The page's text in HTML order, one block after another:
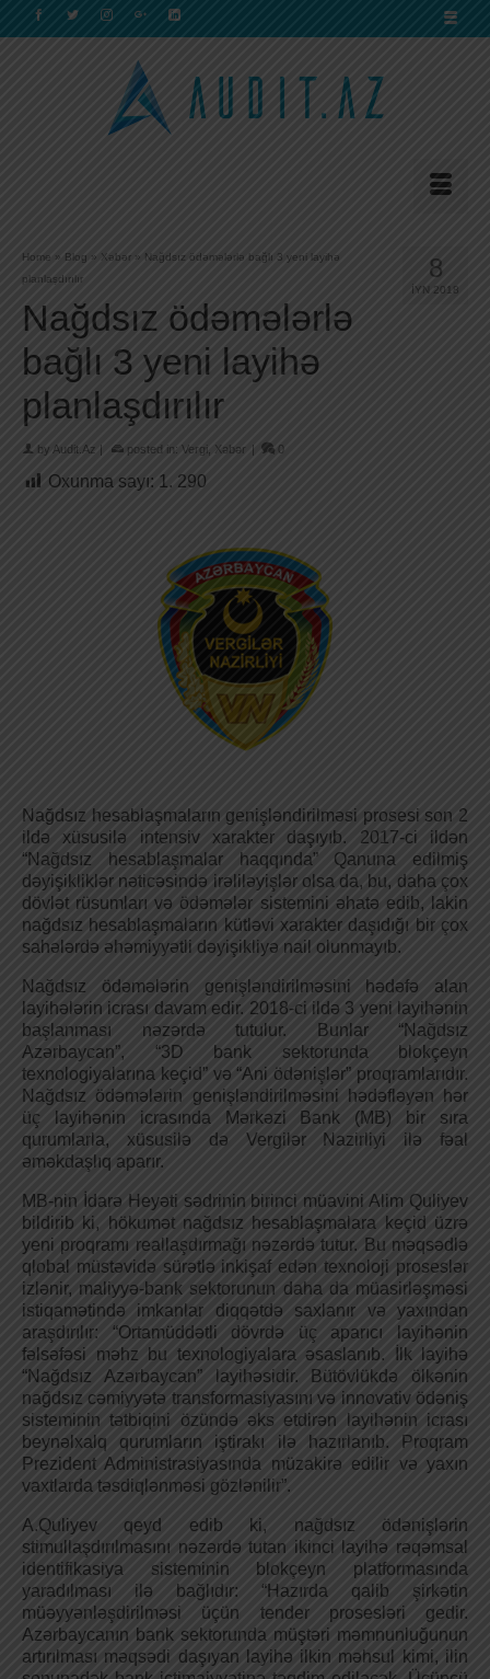
8
İYN 2018
Home » Blog » Xəbər » Nağdsız ödəmələrlə bağlı 3 yeni layihə
planlaşdırılır
Nağdsız ödəmələrlə
bağlı 3 yeni layihə
planlaşdırılır
by Audit.Az | posted in: Vergi Xəbər | 0
Oxunma sayı: 1. 290
Nağdsız hesablaşmaların genişləndirilməsi prosesi son 2
ildə xüsusilə intensiv xarakter daşıyıb. 2017-ci ildən
“Nağdsız hesablaşmalar haqqında” Qanuna edilmiş
dəyişikliklər nəticəsində irəliləyişlər olsa da, bu, daha çox
dövlət rüsumları və ödəmələr sistemini əhatə edib, lakin
nağdsız hesablaşmaların kütləvi xarakter daşıdığı bir çox
sahələrdə əhəmiyyətli dəyişikliyə nail olunmayıb.
Nağdsız ödəmələrin genişləndirilməsini hədəfə alan
layihələrin icrası davam edir. 2018-ci ildə 3 yeni layihənin
başlanması nəzərdə tutulur. Bunlar “Nağdsız
Azərbaycan”, “3D bank sektorunda blokçeyn
texnologiyalarına keçid” və “Ani ödənişlər” proqramlarıdır.
Nağdsız ödəmələrin genişləndirilməsini hədəfləyən hər
üç layihənin icrasında Mərkəzi Bank (MB) bir sıra
qurumlarla, xüsusilə də Vergilər Nazirliyi ilə fəal
əməkdaşlıq aparır.
MB-nin İdarə Heyəti sədrinin birinci müavini Alim Quliyev
bildirib ki, hökumət nağdsız hesablaşmalara keçid üzrə
yeni proqramı reallaşdırmağı nəzərdə tutur. Bu məqsədlə
qlobal müstəvidə sürətlə inkişaf edən texnoloji proseslər
izlənir, maliyyə-bank sektorunun daha da müasirləşməsi
istiqamətində imkanlar diqqətdə saxlanır və yaxından
araşdırılır: “Ortamüddətli dövrdə üç aparıcı layihənin
fəlsəfəsi məhz bu texnologiyalara əsaslanıb. İlk layihə
“Nağdsız Azərbaycan” layihəsidir. Bütövlükdə ölkənin
nağdsız cəmiyyətə transformasiyasını və innovativ ödəniş
sisteminin tətbiqini özündə əks etdirən layihənin icrası
beynəlxalq qurumların iştirakı ilə hazırlanıb. Proqram
Prezident Administrasiyasında müzakirə edilir və yaxın
vaxtlarda təsdiqlənməsi gözlənilir”.
A.Quliyev qeyd edib ki, nağdsız ödənişlərin
stimullaşdırılmasını nəzərdə tutan ikinci layihə rəqəmsal
identifikasiya sisteminin blokçeyn platformasında
yaradılması ilə bağlıdır: “Hazırda qalib şirkətin
müəyyənləşdirilməsi üçün tender prosesləri gedir.
Azərbaycanın bank sektorunda müştəri məmnunluğunun
artırılması məqsədi daşıyan layihə ilkin məhsul kimi, ilin